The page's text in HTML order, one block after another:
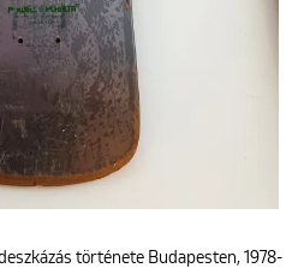
története Budapesten, 1978-